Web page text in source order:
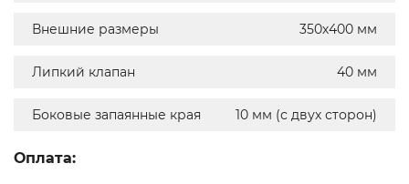
Внешние размеры 350х400 мм
Липкий клапан 40 мм
Боковые запаянные края 10 мм (с двух сторон)
Оплата: